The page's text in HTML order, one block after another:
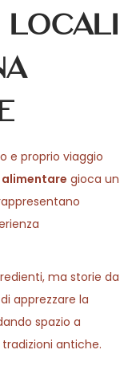
locali
e proprio viaggio
gioca un
ma storie da
apprezzare la
spazio a
antiche.